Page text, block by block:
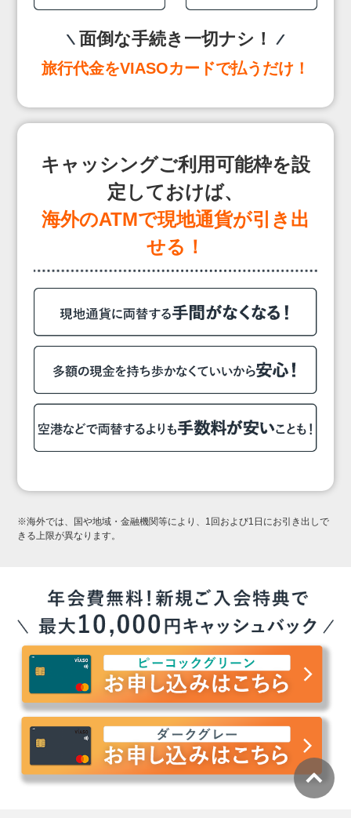
面倒な手続き一切ナシ！
旅行代金をVIASOカードで払うだけ！
キャッシングご利用可能枠を設
定しておけば、
海外のATMで現地通貨が引き出
せる！
※海外では、国や地域・金融機関等により、1回および1日にお引き出しで
きる上限が異なります。